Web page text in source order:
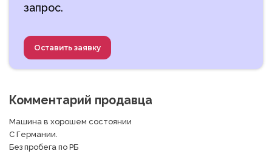
запрос.
Оставить заявку
Комментарий продавца
Машина в хорошем состоянии
С Германии.
Без пробега по РБ